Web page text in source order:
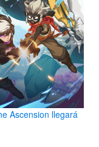
Ascension llegará